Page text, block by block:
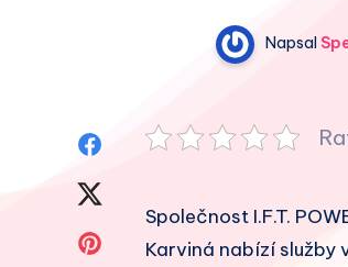
Napsal
Sdílet
Facebook
Sdílet
Společnost I.F.T.
Karviná nabízí služby